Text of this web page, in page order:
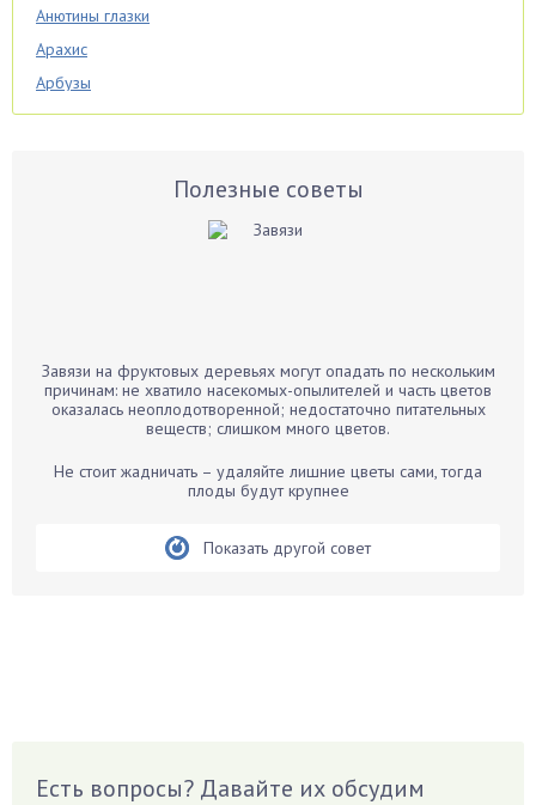
Анютины глазки
Арахис
Арбузы
Аспарагус
Бархатцы
Бегония
Бирючина
Вишня
Полезные советы
Завязи на фруктовых деревьях могут опадать по нескольким
причинам: не хватило насекомых-опылителей и часть цветов
оказалась неоплодотворенной; недостаточно питательных
веществ; слишком много цветов.
Не стоит жадничать – удаляйте лишние цветы сами, тогда
плоды будут крупнее
Показать другой совет
Есть вопросы? Давайте их обсудим